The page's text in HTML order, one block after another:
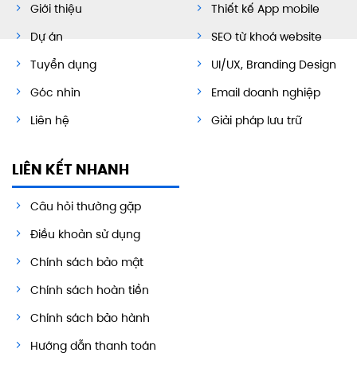
Giới thiệu
Dự án
Tuyển dụng
Góc nhìn
Liên hệ
Thiết kế App mobile
SEO từ khoá website
UI/UX, Branding Design
Email doanh nghiệp
Giải pháp lưu trữ
LIÊN KẾT NHANH
Câu hỏi thường gặp
Điều khoản sử dụng
Chính sách bảo mật
Chính sách hoàn tiền
Chính sách bảo hành
Hướng dẫn thanh toán